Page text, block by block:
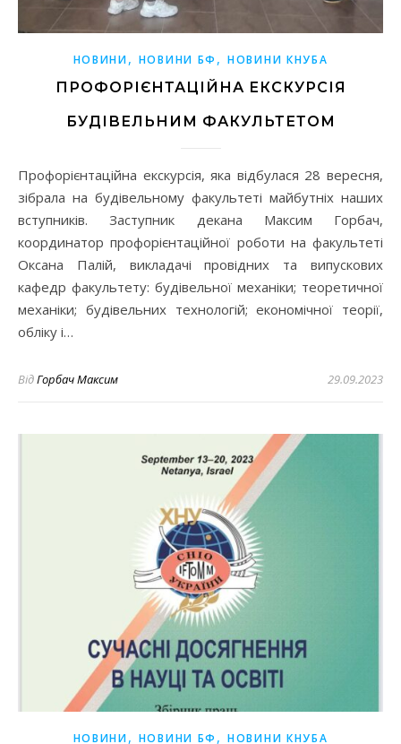
НОВИНИ, НОВИНИ БФ ,НОВИНИ КНУБА
ПРОФОРІЄНТАЦІЙНА ЕКСКУРСІЯ
БУДІВЕЛЬНИМ ФАКУЛЬТЕТОМ
Профорієнтаційна екскурсія, яка відбулася 28 вересня,
зібрала на будівельному факультеті майбутніх наших
вступників. Заступник декана Максим Горбач,
координатор профорієнтаційної роботи на факультеті
Оксана Палій, викладачі провідних та випускових
кафедр факультету: будівельної механіки; теоретичної
механіки; будівельних технологій; економічної теорії,
обліку і…
ВідГорбач Максим 29.09.2023
НОВИНИ, НОВИНИ БФ ,НОВИНИ КНУБА